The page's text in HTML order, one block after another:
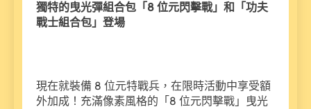
獨特的曳光彈組合包「8 位元閃擊戰」和「功夫
戰士組合包」登場
現在就裝備 8 位元特戰兵，在限時活動中享受額
外加成！充滿像素風格的「8 位元閃擊戰」曳光